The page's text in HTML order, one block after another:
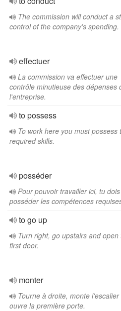
The commission will conduct a
control of the company's spending.
effectuer
La commission va effectuer une
contrôle minutieuse des dépenses
l'entreprise.
to possess
To work here you must possess
required skills.
posséder
Pour pouvoir travailler ici, tu dois
posséder les compétences
to go up
Turn right, go upstairs and open
first door.
monter
Tourne à droite, monte l'escalier
ouvre la première porte.